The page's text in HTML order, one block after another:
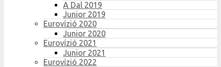
A Dal 2019
Junior 2019
Eurovízió 2020
Junior 2020
Eurovízió 2021
Junior 2021
Eurovízió 2022